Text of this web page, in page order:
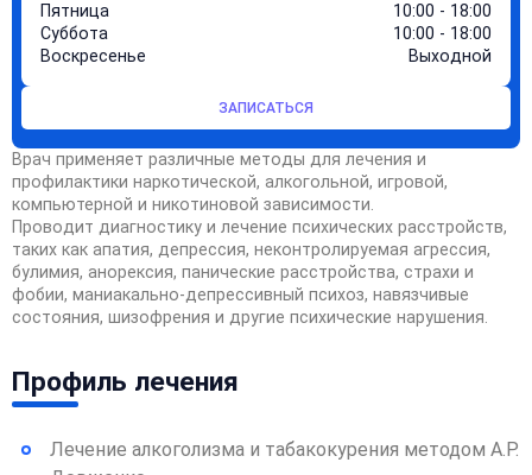
Пятница
10:00 - 18:00
Суббота
10:00 - 18:00
Воскресенье
Выходной
ЗАПИСАТЬСЯ
Врач применяет различные методы для лечения и
профилактики наркотической, алкогольной, игровой,
компьютерной и никотиновой зависимости.
Проводит диагностику и лечение психических расстройств,
таких как апатия, депрессия, неконтролируемая агрессия,
булимия, анорексия, панические расстройства, страхи и
фобии, маниакально-депрессивный психоз, навязчивые
состояния, шизофрения и другие психические нарушения.
Профиль лечения
Лечение алкоголизма и табакокурения методом А.Р.